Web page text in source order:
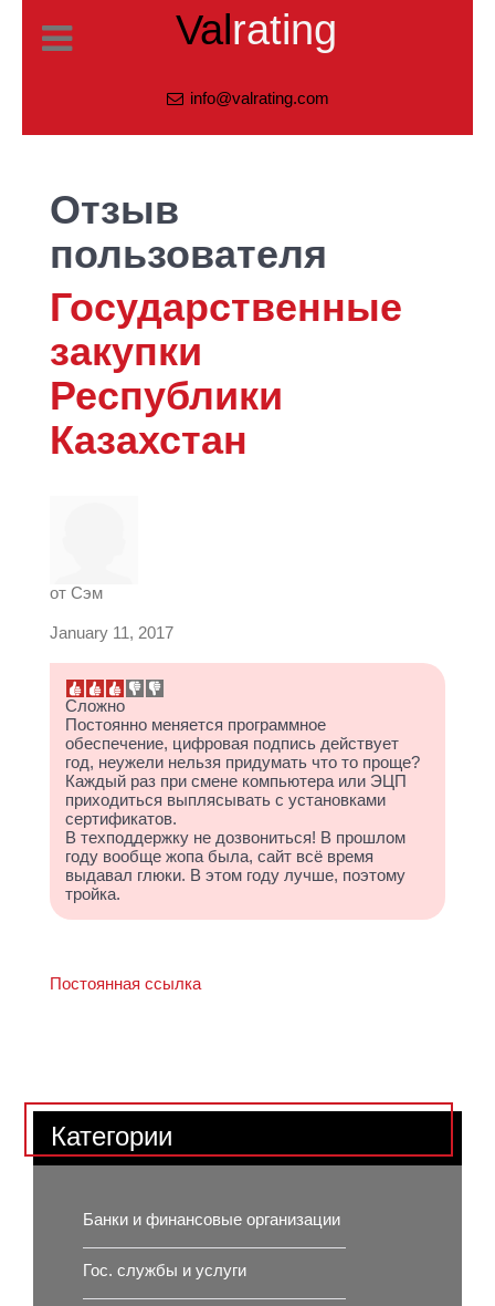
Valrating
info@valrating.com
Отзыв
пользователя
Государственные
закупки
Республики
Казахстан
от Сэм
January 11, 2017
Сложно
Постоянно меняется программное
обеспечение, цифровая подпись действует
год, неужели нельзя придумать что то проще?
Каждый раз при смене компьютера или ЭЦП
приходиться выплясывать с установками
сертификатов.
В техподдержку не дозвониться! В прошлом
году вообще жопа была, сайт всё время
выдавал глюки. В этом году лучше, поэтому
тройка.
Постоянная ссылка
Категории
Банки и финансовые организации
Гос. службы и услуги